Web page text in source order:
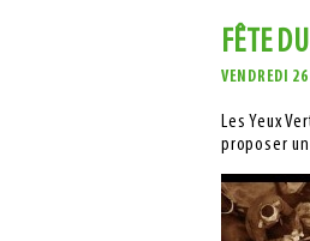
FÊTE
VENDREDI
Les Yeux
proposer